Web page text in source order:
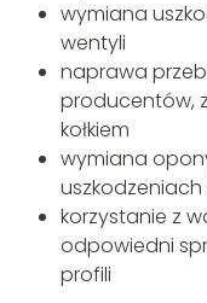
wymiana
wentyli
naprawa
producentów,
kołkiem
wymiana
uszkodzeniach
korzystanie z
odpowiedni
profili